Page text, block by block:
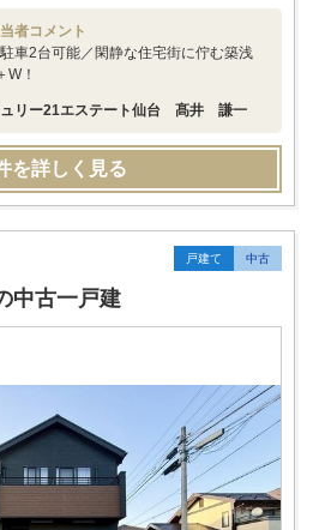
者コメント
車2台可能／閑静な住宅街に佇む築浅
W！
ュリー21エステート仙台 髙井 謙一
を詳しく見る
戸建て 中古
中古一戸建